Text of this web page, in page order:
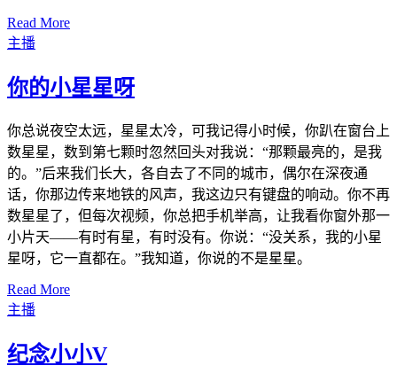
Read More
主播
你的小星星呀
你总说夜空太远，星星太冷，可我记得小时候，你趴在窗台上
数星星，数到第七颗时忽然回头对我说：“那颗最亮的，是我
的。”后来我们长大，各自去了不同的城市，偶尔在深夜通
话，你那边传来地铁的风声，我这边只有键盘的响动。你不再
数星星了，但每次视频，你总把手机举高，让我看你窗外那一
小片天——有时有星，有时没有。你说：“没关系，我的小星
星呀，它一直都在。”我知道，你说的不是星星。
Read More
主播
纪念小小V